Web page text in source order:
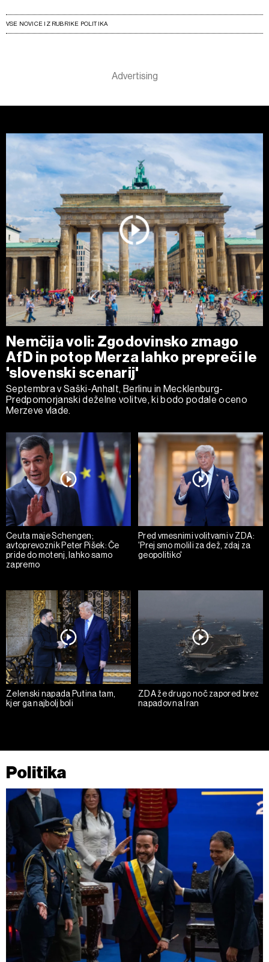
VSE NOVICE IZ RUBRIKE POLITIKA
Nemčija voli: Zgodovinsko zmago
AfD in potop Merza lahko prepreči le
'slovenski scenarij'
Septembra v Saški-Anhalt, Berlinu in Mecklenburg-
Predpomorjanski deželne volitve, ki bodo podale oceno
Merzeve vlade.
Ceuta maje Schengen;
avtoprevoznik Peter Pišek: Če
pride do motenj, lahko samo
zapremo
Pred vmesnimi volitvami v ZDA:
'Prej smo molili za dež, zdaj za
geopolitiko'
Zelenski napada Putina tam,
kjer ga najbolj boli
ZDA že drugo noč zapored brez
napadov na Iran
Politika